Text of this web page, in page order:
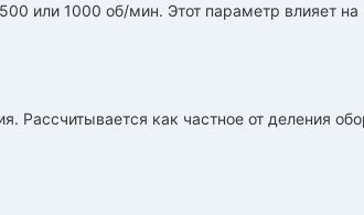
или 1000 об/мин. Этот параметр влияет
Рассчитывается как частное от деления